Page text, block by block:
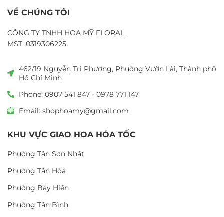
VỀ CHÚNG TÔI
CÔNG TY TNHH HOA MỸ FLORAL
MST: 0319306225
462/19 Nguyễn Tri Phương, Phường Vườn Lài, Thành phố
Hồ Chí Minh
Phone: 0907 541 847 - 0978 771 147
Email: shophoamy@gmail.com
KHU VỰC GIAO HOA HỎA TỐC
Phường Tân Sơn Nhất
Phường Tân Hòa
Phường Bảy Hiền
Phường Tân Bình